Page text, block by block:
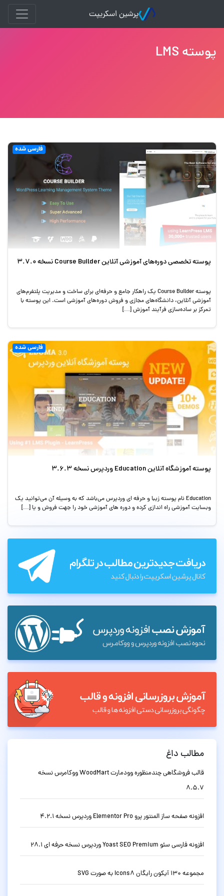
پرشین اسکریپت
پوسته LMS
فارسی شده
پوسته تخصصی دوره‌های آموزشی آنلاین Course Builder نسخه 3.7.0
پوسته Course Builder یک راهکار جامع و حرفه‌ای برای ساخت و مدیریت پلتفرم‌های
آموزشی آنلاین، دانشگاه‌های مجازی و فروش دوره‌های آموزشی است. این پوسته با
تمرکز بر ساده‌سازی فرآیند آموزش […]
فارسی شده
پوسته آموزشگاه آنلاین Education وردپرس نسخه 3.6.3
Education نام پوسته زیبا و حرفه ای وردپرس می‌باشد که به وسیله آن می‌توانید یک
وبسایت آموزشی راه اندازی کرده و دوره های آموزشی خود را جهت فروش و یا […]
مطالب داغ
قالب فروشگاهی چندمنظوره وودمارت WoodMart ووکامرس نسخه
8.5.7
افزونه صفحه ساز المنتور پرو Elementor Pro وردپرس نسخه 4.2.1
افزونه فارسی سئو Yoast SEO Premium وردپرس نسخه حرفه ای 28.1
مجموعه 130 آیکون رایگان Icons8 به صورت SVG